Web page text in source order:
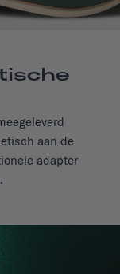
aan de
adapter